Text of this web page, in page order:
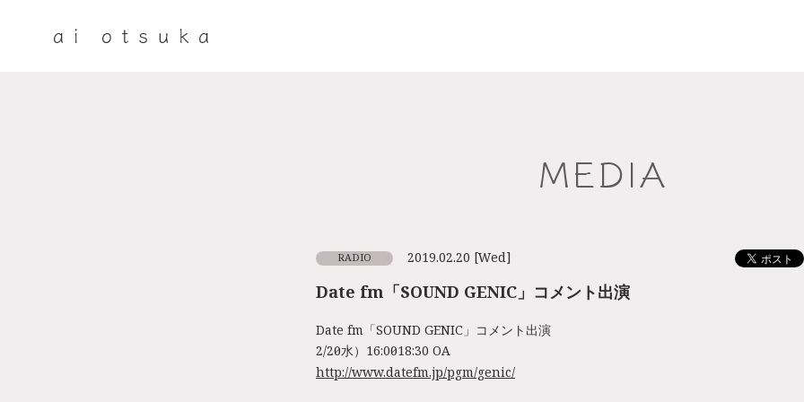
MEDIA
2019.02.20 [Wed]
RADIO
Date fm「SOUND GENIC」コメント出演
Date fm「SOUND GENIC」コメント出演
2/20（水）16:00～18:30 OA
http://www.datefm.jp/pgm/genic/